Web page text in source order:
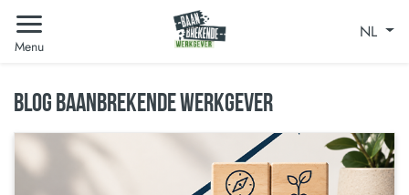
Menu
NL
BLOG BAANBREKENDE WERKGEVER